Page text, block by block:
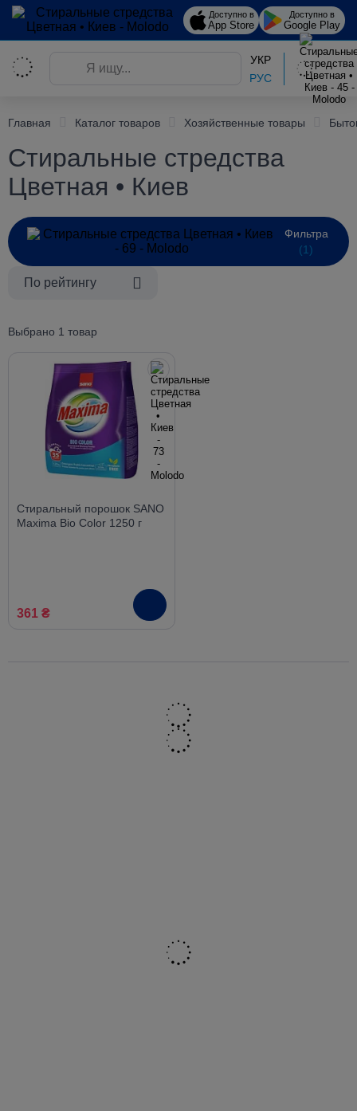
Доступно в
App Store
Доступно в
Google Play
УКР
РУС
Главная Каталог товаров Хозяйственные товары
Стиральные стредства
Цветная • Киев
Фильтра
(1)
По рейтингу
Выбрано 1 товар
Стиральный порошок SANO
Maxima Bio Color 1250 г
361 ₴